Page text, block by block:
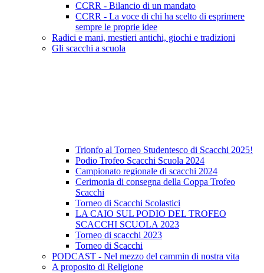
CCRR - Bilancio di un mandato
CCRR - La voce di chi ha scelto di esprimere
sempre le proprie idee
Radici e mani, mestieri antichi, giochi e tradizioni
Gli scacchi a scuola
Trionfo al Torneo Studentesco di Scacchi 2025!
Podio Trofeo Scacchi Scuola 2024
Campionato regionale di scacchi 2024
Cerimonia di consegna della Coppa Trofeo
Scacchi
Torneo di Scacchi Scolastici
LA CAIO SUL PODIO DEL TROFEO
SCACCHI SCUOLA 2023
Torneo di scacchi 2023
Torneo di Scacchi
PODCAST - Nel mezzo del cammin di nostra vita
A proposito di Religione